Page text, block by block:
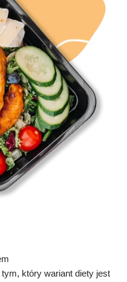
który wariant diety jest